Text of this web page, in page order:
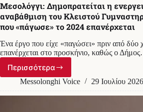
Μεσολόγγι: Δημοπρατείται η
αναβάθμιση του Κλειστού
που «πάγωσε» το 2024 επανέρχεται
Ένα έργο που είχε «παγώσει» πριν από δύο
επανέρχεται στο προσκήνιο, καθώς ο
Περισσότερα
Μεσολόγγι:
Δημοπρατείται
Messolonghi Voice 29 Ιουλίου